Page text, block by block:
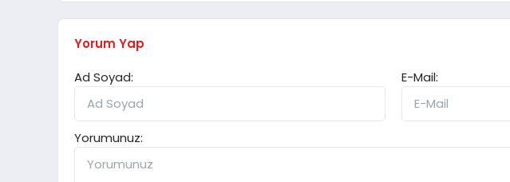
Yorum Yap
Ad Soyad:
E-Mail:
Yorumunuz: